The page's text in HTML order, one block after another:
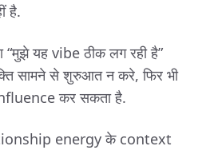
है.
यह vibe ठीक लग रही है”
सामने से शुरुआत न करे, फिर भी
कर सकता है.
energy के context